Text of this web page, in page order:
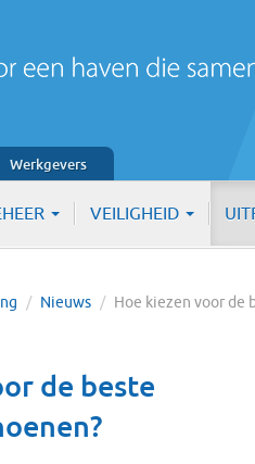
Werkgevers
VEILIGHEID
/ Nieuws / Hoe kiezen voor
de beste